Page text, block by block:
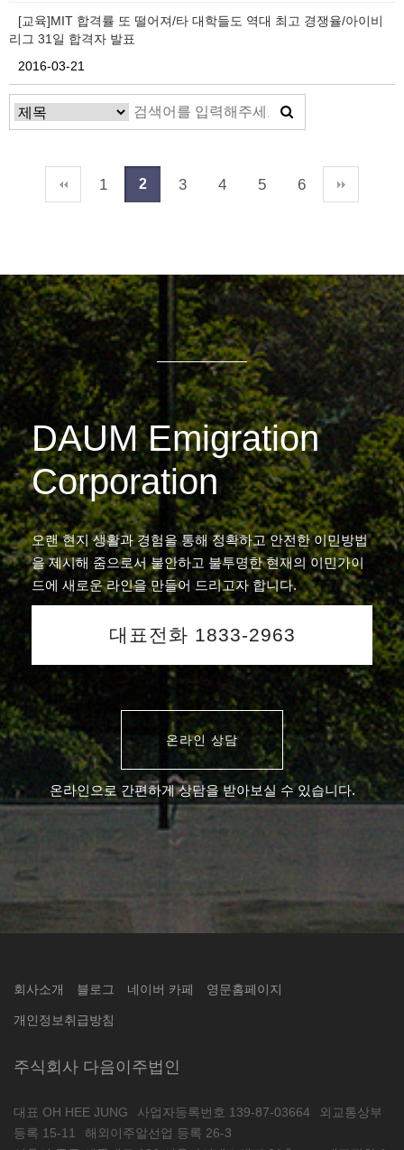
[교육]MIT 합격률 또 떨어져/타 대학들도 역대 최고 경쟁율/아이비
리그 31일 합격자 발표
2016-03-21
1 2 3 4 5 6
DAUM Emigration
Corporation
오랜 현지 생활과 경험을 통해 정확하고 안전한 이민방법
을 제시해 줌으로서 불안하고 불투명한 현재의 이민가이
드에 새로운 라인을 만들어 드리고자 합니다.
대표전화 1833-2963
온라인 상담
온라인으로 간편하게 상담을 받아보실 수 있습니다.
회사소개 블로그 네이버 카페 영문홈페이지
개인정보취급방침
주식회사 다음이주법인
대표 OH HEE JUNG 사업자등록번호 139-87-03664
외교통상부
등록 15-11
해외이주알선업 등록 26-3